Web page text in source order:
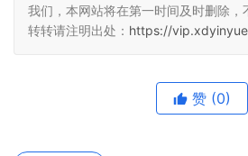
我们，本网站将在第一时间及时删除，
转转请注明出处： https://
赞 (0)